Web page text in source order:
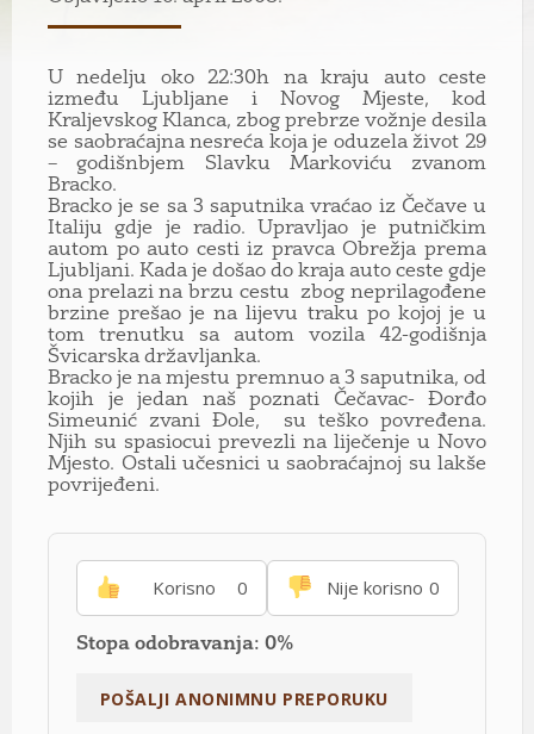
U nedelju oko 22:30h na kraju auto ceste
između Ljubljane i Novog Mjeste, kod
Kraljevskog Klanca, zbog prebrze vožnje desila
se saobraćajna nesreća koja je oduzela život 29
– godišnbjem Slavku Markoviću zvanom
Bracko.
Bracko je se sa 3 saputnika vraćao iz Čečave u
Italiju gdje je radio. Upravljao je putničkim
autom po auto cesti iz pravca Obrežja prema
Ljubljani. Kada je došao do kraja auto ceste gdje
ona prelazi na brzu cestu zbog neprilagođene
brzine prešao je na lijevu traku po kojoj je u
tom trenutku sa autom vozila 42-godišnja
Švicarska državljanka.
Bracko je na mjestu premnuo a 3 saputnika, od
kojih je jedan naš poznati Čečavac- Đorđo
Simeunić zvani Đole, su teško povređena.
Njih su spasiocui prevezli na liječenje u Novo
Mjesto. Ostali učesnici u saobraćajnoj su lakše
povrijeđeni.
Korisno 0 Nije korisno 0
Stopa odobravanja: 0%